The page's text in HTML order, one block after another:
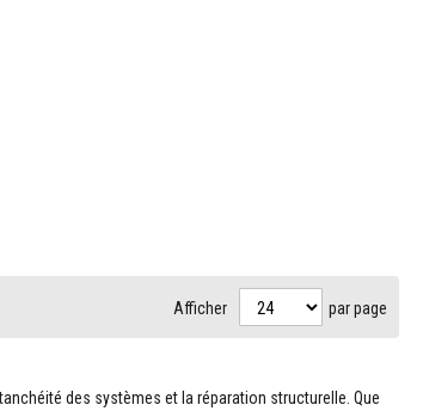
Afficher par page
des systèmes et la réparation structurelle. Que